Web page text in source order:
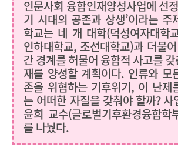
인문사회 융합인재양성사업에 선
기 시대의 공존과 상생’이라는 주
학교는 네 개 대학(덕성여자대학
인하대학교, 조선대학교)과 더불
간 경계를 허물어 융합적 사고를
재를 양성할 계획이다. 인류와 모
존을 위협하는 기후위기, 이 난제
는 어떠한 자질을 갖춰야 할까? 사
윤희 교수(글로벌기후환경융합학
를 나눴다.